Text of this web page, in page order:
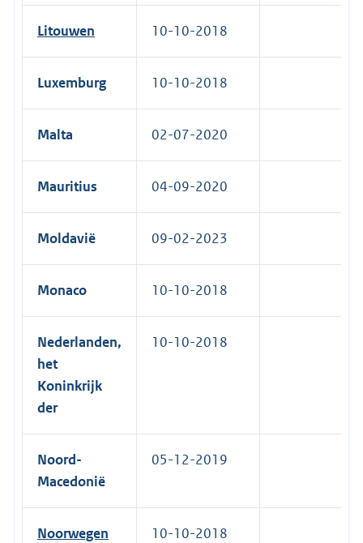
Litouwen 10-10-2018
Luxemburg 10-10-2018
Malta 02-07-2020
Mauritius 04-09-2020
Moldavië 09-02-2023
Monaco 10-10-2018
Nederlanden,
het
Koninkrijk
der
10-10-2018
Noord-
Macedonië
05-12-2019
Noorwegen 10-10-2018